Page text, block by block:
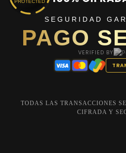
SEGURIDAD
PAGO
VERIFIED BY
TODAS LAS TRANSACCIONES
CIFRADA Y